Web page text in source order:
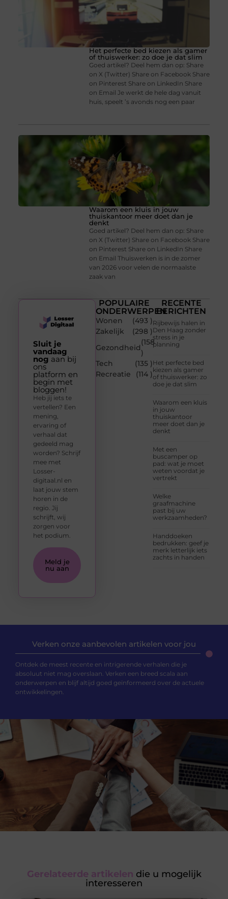
Het perfecte bed kiezen als gamer
of thuiswerker: zo doe je dat slim
Goed artikel? Deel hem dan op: Share
on X (Twitter) Share on Facebook Share
on Pinterest Share on LinkedIn Share
on Email Je werkt de hele dag vanuit
huis, speelt ’s avonds nog een paar
Waarom een kluis in jouw
thuiskantoor meer doet dan je
denkt
Goed artikel? Deel hem dan op: Share
on X (Twitter) Share on Facebook Share
on Pinterest Share on LinkedIn Share
on Email Thuiswerken is in de zomer
van 2026 voor velen de normaalste
zaak van
POPULAIRE
ONDERWERPEN
Wonen
(493 )
Zakelijk
(298 )
Gezondheid
(158
)
Tech
(135 )
Recreatie
(114 )
RECENTE
BERICHTEN
Rijbewijs halen in
Den Haag zonder
stress in je
planning
Het perfecte bed
kiezen als gamer
of thuiswerker: zo
doe je dat slim
Waarom een kluis
in jouw
thuiskantoor
meer doet dan je
denkt
Met een
buscamper op
pad: wat je moet
weten voordat je
vertrekt
Welke
graafmachine
past bij uw
werkzaamheden?
Handdoeken
bedrukken: geef je
merk letterlijk iets
zachts in handen
Sluit je
vandaag
nog aan bij
ons
platform en
begin met
bloggen!
Heb jij iets te
vertellen? Een
mening,
ervaring of
verhaal dat
gedeeld mag
worden? Schrijf
mee met
Losser-
digitaal.nl en
laat jouw stem
horen in de
regio. Jij
schrijft, wij
zorgen voor
het podium.
Meld je
nu aan
Verken onze aanbevolen artikelen voor jou
Ontdek de meest recente en intrigerende verhalen die je
absoluut niet mag overslaan. Verken een breed scala aan
onderwerpen en blijf altijd goed geïnformeerd over de actuele
ontwikkelingen.
Gerelateerde artikelen die u mogelijk
interesseren